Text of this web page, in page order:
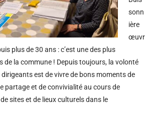
sonn
ière
œuvr
plus de 30 ans : c’est une des plus
de la commune ! Depuis toujours, la volonté
est de vivre de bons moments de
partage et de convivialité au cours de
sites et de lieux culturels dans le